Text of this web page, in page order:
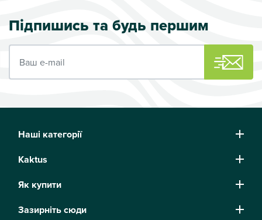
Підпишись та будь першим
Наші категорії
Kaktus
Як купити
Зазирніть сюди